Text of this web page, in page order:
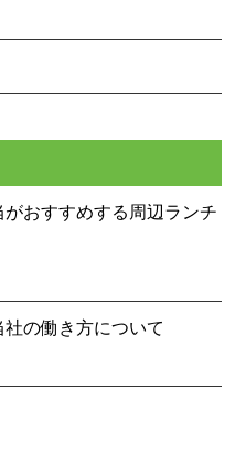
がおすすめする周辺ランチ
の働き方について